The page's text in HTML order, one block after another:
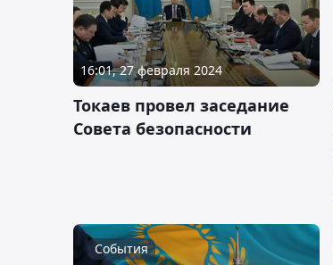
16:01, 27 февраля 2024
Токаев провел заседание
Совета безопасности
События